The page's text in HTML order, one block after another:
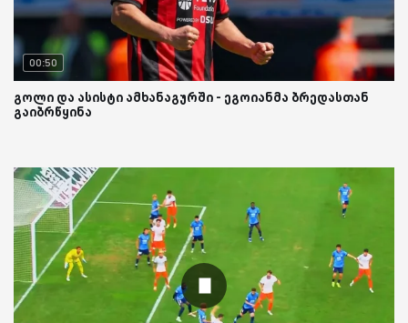
00:50
გოლი და ასისტი ამხანაგურში - ეგოიანმა ბრედასთან
გაიბრწყინა